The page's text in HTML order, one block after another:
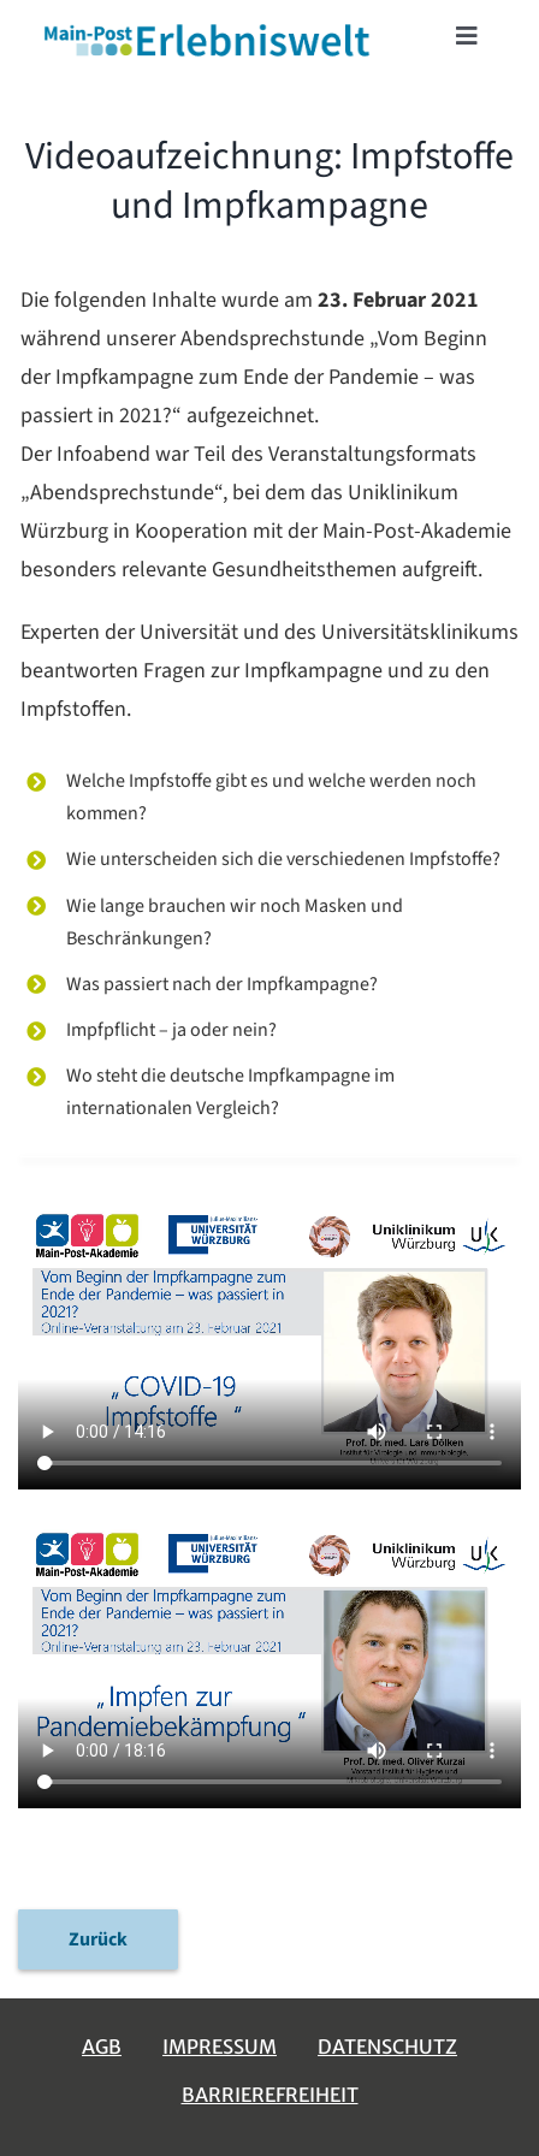
Toggle
MAINFRANKENCARD
LESERREISEN
LESERAKTIONEN
Videoaufzeichnung: Impfstoffe
und Impfkampagne
Die folgenden Inhalte wurde am 23. Februar 2021
während unserer Abendsprechstunde „Vom Beginn
der Impfkampagne zum Ende der Pandemie – was
passiert in 2021?“ aufgezeichnet.
Der Infoabend war Teil des Veranstaltungsformats
„Abendsprechstunde“, bei dem das Uniklinikum
Würzburg in Kooperation mit der Main-Post-Akademie
besonders relevante Gesundheitsthemen aufgreift.
Experten der Universität und des Universitätsklinikums
beantworten Fragen zur Impfkampagne und zu den
Impfstoffen.
Welche Impfstoffe gibt es und welche werden noch
kommen?
Wie unterscheiden sich die verschiedenen Impfstoffe?
Wie lange brauchen wir noch Masken und
Beschränkungen?
Was passiert nach der Impfkampagne?
Impfpflicht – ja oder nein?
Wo steht die deutsche Impfkampagne im
internationalen Vergleich?
Zurück
AGB IMPRESSUM
DATENSCHUTZ
BARRIEREFREIHEIT